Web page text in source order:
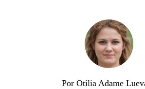
Por Otilia Adame